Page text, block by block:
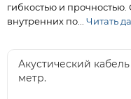
гибкостью и
внутренних по... Читать
Акустический кабель
метр.